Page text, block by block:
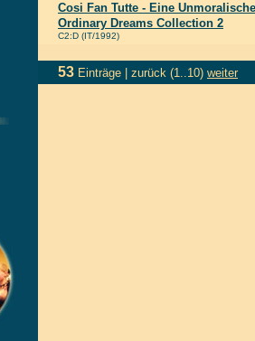
Cosi Fan Tutte - Eine
Ordinary Dreams Collection 2
C2:D (IT/1992)
53 Einträge | zurück (1..10) weiter